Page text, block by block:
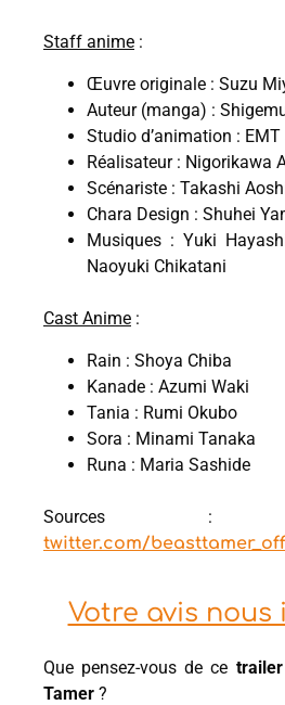
Staff anime :
Œuvre originale : Suzu
Auteur (manga) :
Studio d’animation : EMT
Réalisateur : Nigorikawa
Scénariste : Takashi
Chara Design : Shuhei
Musiques : Yuki
Naoyuki Chikatani
Cast Anime :
Rain : Shoya Chiba
Kanade : Azumi Waki
Tania : Rumi Okubo
Sora : Minami Tanaka
Runa : Maria Sashide
Sources
twitter.com/beasttamer_off
Votre avis nous
Que pensez-vous de ce trailer
Tamer ?